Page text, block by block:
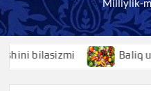
bilasizmi Baliq uni